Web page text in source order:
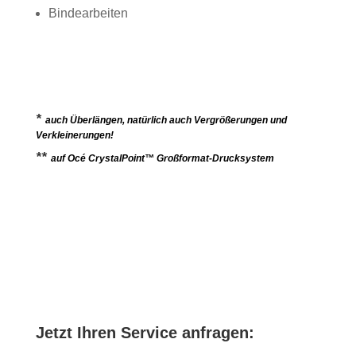
Bindearbeiten
* auch Überlängen, natürlich auch Vergrößerungen und
Verkleinerungen!
** auf Océ CrystalPoint™ Großformat-Drucksystem
Jetzt Ihren Service anfragen: